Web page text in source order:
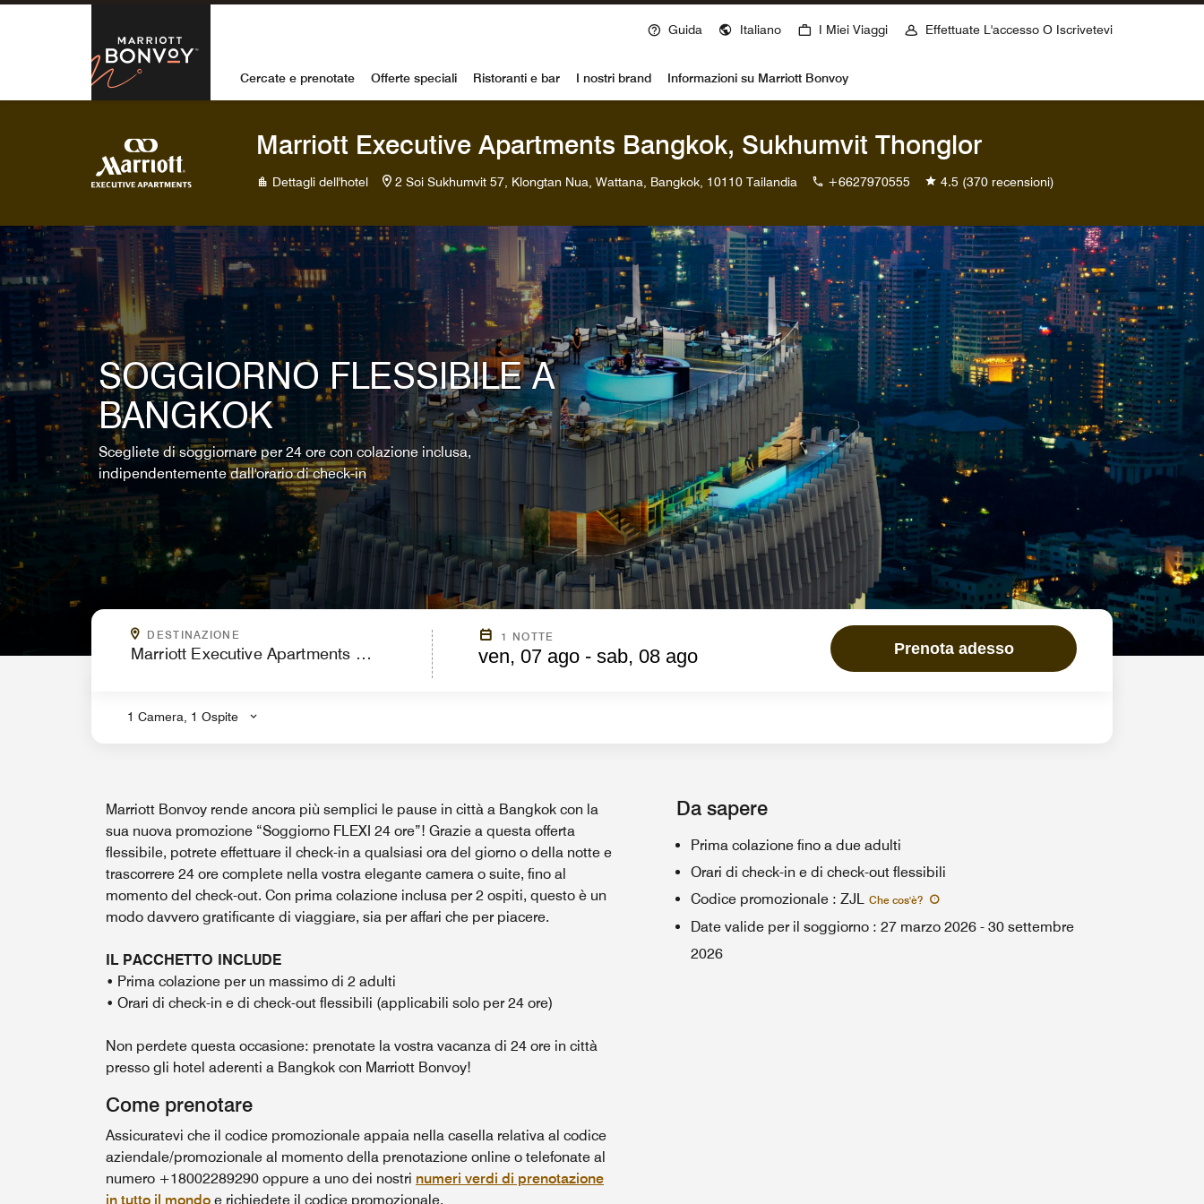
Skip to Content
Marriott Bonvoy
Guida Italiano I Miei Viaggi Effettuate L'accesso O Iscrivetevi
Cercate e prenotate Offerte speciali Ristoranti e bar I nostri brand Informazioni su Marriott Bonvoy
Marriott Executive Apartments Bangkok, Sukhumvit Thonglor
Dettagli dell'hotel 2 Soi Sukhumvit 57, Klongtan Nua, Wattana, Bangkok, 10110 Tailandia +6627970555 4.5 (370 recensioni)
SOGGIORNO FLESSIBILE A
BANGKOK
Scegliete di soggiornare per 24 ore con colazione inclusa,
indipendentemente dall'orario di check-in
DESTINAZIONE
.
1 NOTTE
ven, 07 ago - sab, 08 ago
1 Camera, 1 Ospite
Prenota adesso
Marriott Bonvoy rende ancora più semplici le pause in città a Bangkok con la
sua nuova promozione “Soggiorno FLEXI 24 ore”! Grazie a questa offerta
flessibile, potrete effettuare il check-in a qualsiasi ora del giorno o della notte e
trascorrere 24 ore complete nella vostra elegante camera o suite, fino al
momento del check-out. Con prima colazione inclusa per 2 ospiti, questo è un
modo davvero gratificante di viaggiare, sia per affari che per piacere.
IL PACCHETTO INCLUDE
• Prima colazione per un massimo di 2 adulti
• Orari di check-in e di check-out flessibili (applicabili solo per 24 ore)
Non perdete questa occasione: prenotate la vostra vacanza di 24 ore in città
presso gli hotel aderenti a Bangkok con Marriott Bonvoy!
Come prenotare
Assicuratevi che il codice promozionale appaia nella casella relativa al codice
aziendale/promozionale al momento della prenotazione online o telefonate al
numero +18002289290 oppure a uno dei nostri numeri verdi di prenotazione
in tutto il mondo e richiedete il codice promozionale.
Da sapere
Prima colazione fino a due adulti
Orari di check-in e di check-out flessibili
Codice promozionale : ZJL Che cos'è?
Date valide per il soggiorno : 27 marzo 2026 - 30 settembre
2026